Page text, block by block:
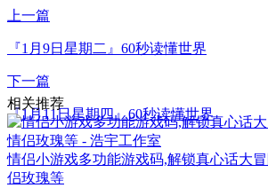
上一篇
『1月9日星期二』60秒读懂世界
下一篇
『1月11日星期四』60秒读懂世界
相关推荐
情侣小游戏多功能游戏码,解锁真心话大
侣玫瑰等